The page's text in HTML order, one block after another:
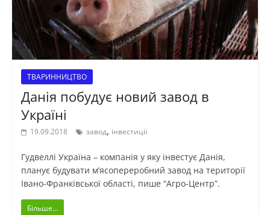
ТВАРИННИЦТВО
Данія побудує новий завод в
Україні
19.09.2018 завод, інвестиції
Гудвеллі Україна – компанія у яку інвестує Данія,
планує будувати м’ясопереробний завод на території
Івано-Франківської області, пише “Агро-Центр”.
Більше...